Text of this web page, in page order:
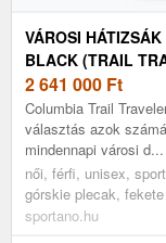
VÁROSI
BLACK (TRAIL
2 641 000 Ft
Columbia Trail
választás azok
mindennapi városi d...
női, férfi, unisex,
górskie plecak, fekete
sportano.hu